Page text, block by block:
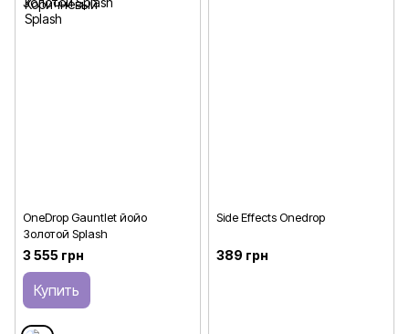
OneDrop Gauntlet йойо
Золотой Splash
3 555 грн
Купить
Side Effects Onedrop
389 грн